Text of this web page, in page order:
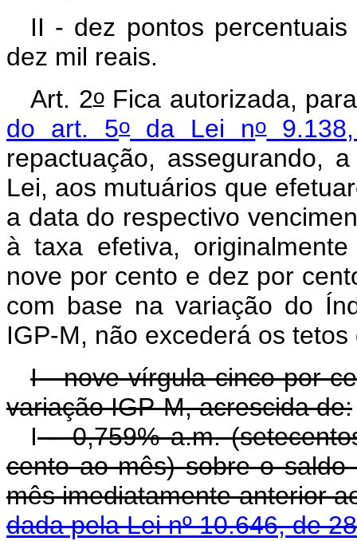
II - dez pontos
dez mil reais.
Art. 2oFica autorizada,
do art. 5oda Lei no
repactuação, assegurando,
Lei, aos mutuários que
a data do respectivo
à taxa efetiva,
nove por cento e dez por
com base na variação do
IGP-M, não excederá os tetos
I - nove vírgula cinco por
variação IGP-M, acrescida de:
I– 0,759% a.m.
cento ao mês) sobre o
mês imediatamente
dada pela Lei nº 10.646, de